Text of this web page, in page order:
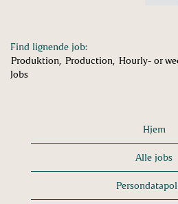
Find lignende job:
Produktion,
Production, Hourly- or
Jobs
Hjem
Alle jobs